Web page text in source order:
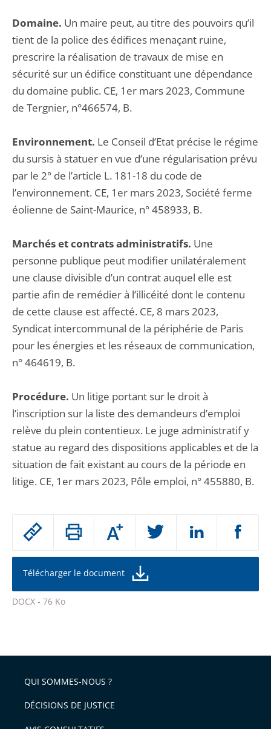
Passer
partage
de
l'article
pour
Augmenter
ou
la
de
police
Télécharger le document
DOCX - 76 Ko
l'article
pour
Domaine. Un maire peut, au titre des pouvoirs qu’il
tient de la police des édifices menaçant ruine,
prescrire la réalisation de travaux de mise en
sécurité sur un édifice constituant une dépendance
du domaine public. CE, 1er mars 2023, Commune
de Tergnier, n°466574, B.
Environnement. Le Conseil d’Etat précise le régime
du sursis à statuer en vue d’une régularisation prévu
par le 2° de l’article L. 181-18 du code de
l’environnement. CE, 1er mars 2023, Société ferme
éolienne de Saint-Maurice, n° 458933, B.
Marchés et contrats administratifs. Une
personne publique peut modifier unilatéralement
une clause divisible d’un contrat auquel elle est
partie afin de remédier à l’illicéité dont le contenu
de cette clause est affecté. CE, 8 mars 2023,
Syndicat intercommunal de la périphérie de Paris
pour les énergies et les réseaux de communication,
n° 464619, B.
Procédure. Un litige portant sur le droit à
l’inscription sur la liste des demandeurs d’emploi
relève du plein contentieux. Le juge administratif y
statue au regard des dispositions applicables et de la
situation de fait existant au cours de la période en
litige. CE, 1er mars 2023, Pôle emploi, n° 455880, B.
QUI SOMMES-NOUS ?
DÉCISIONS DE JUSTICE